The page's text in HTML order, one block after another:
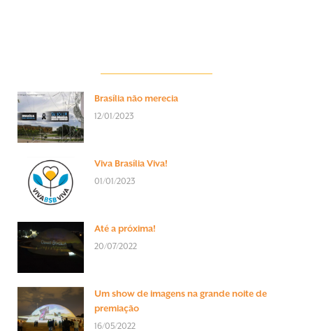
Brasília não merecia
12/01/2023
Viva Brasília Viva!
01/01/2023
Até a próxima!
20/07/2022
Um show de imagens na grande noite de
premiação
16/05/2022